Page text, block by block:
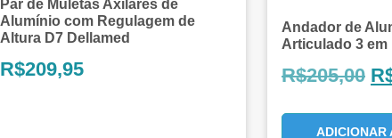
Par de Muletas Axilares de
Alumínio com Regulagem de
Altura D7 Dellamed
R$209,95
Andador de
Articulado 3 em
R$205,00
ADICIONAR